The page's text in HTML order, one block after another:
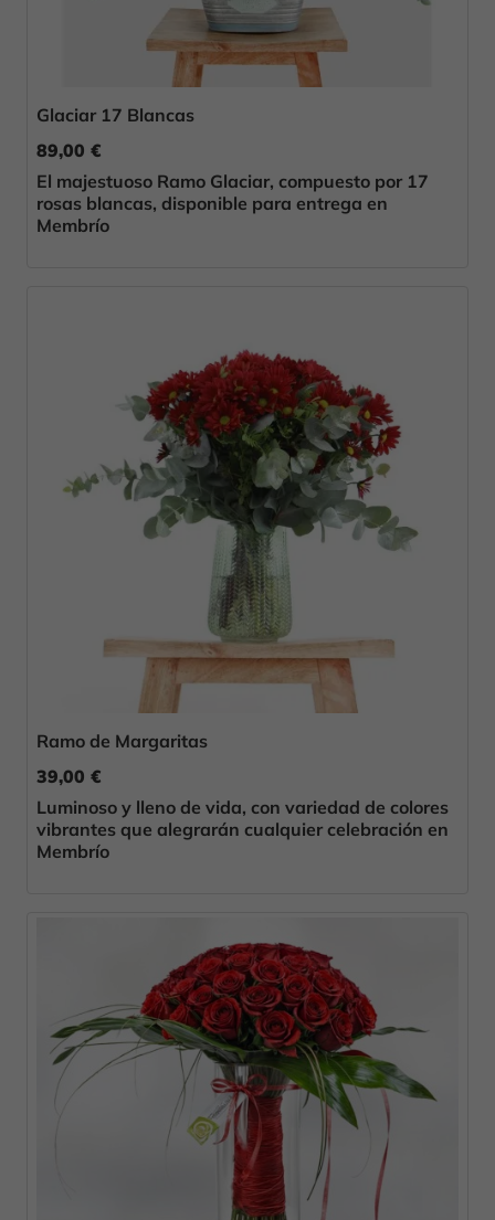
Glaciar 17 Blancas
89,00 €
El majestuoso Ramo Glaciar, compuesto por 17
rosas blancas, disponible para entrega en
Membrío
Ramo de Margaritas
39,00 €
Luminoso y lleno de vida, con variedad de colores
vibrantes que alegrarán cualquier celebración en
Membrío